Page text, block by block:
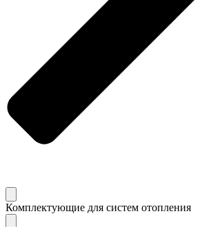
Комплектующие для систем отопления